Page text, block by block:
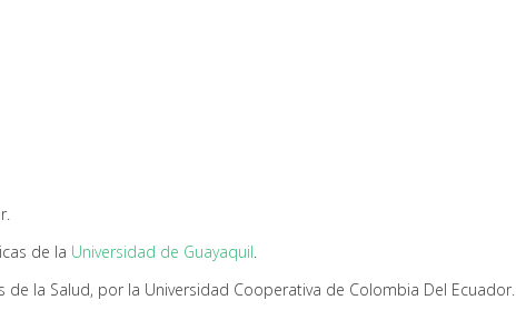
de la Universidad de Guayaquil.
la Salud, por la Universidad Cooperativa de Colombia Del Ecuador.